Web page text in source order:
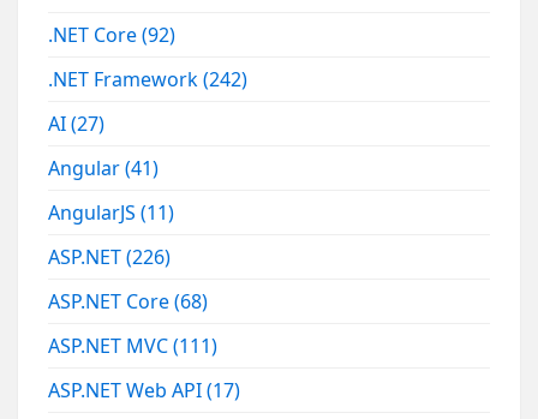
.NET Core(92)
.NET Framework(242)
AI(27)
Angular(41)
AngularJS(11)
ASP.NET(226)
ASP.NET Core(68)
ASP.NET MVC(111)
ASP.NET Web API(17)